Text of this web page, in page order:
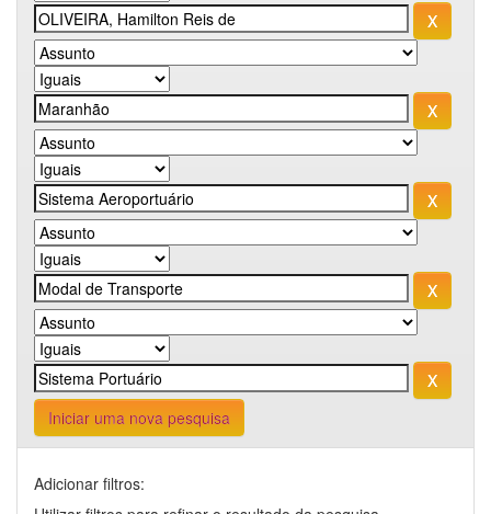
Iniciar uma nova pesquisa
Adicionar filtros: